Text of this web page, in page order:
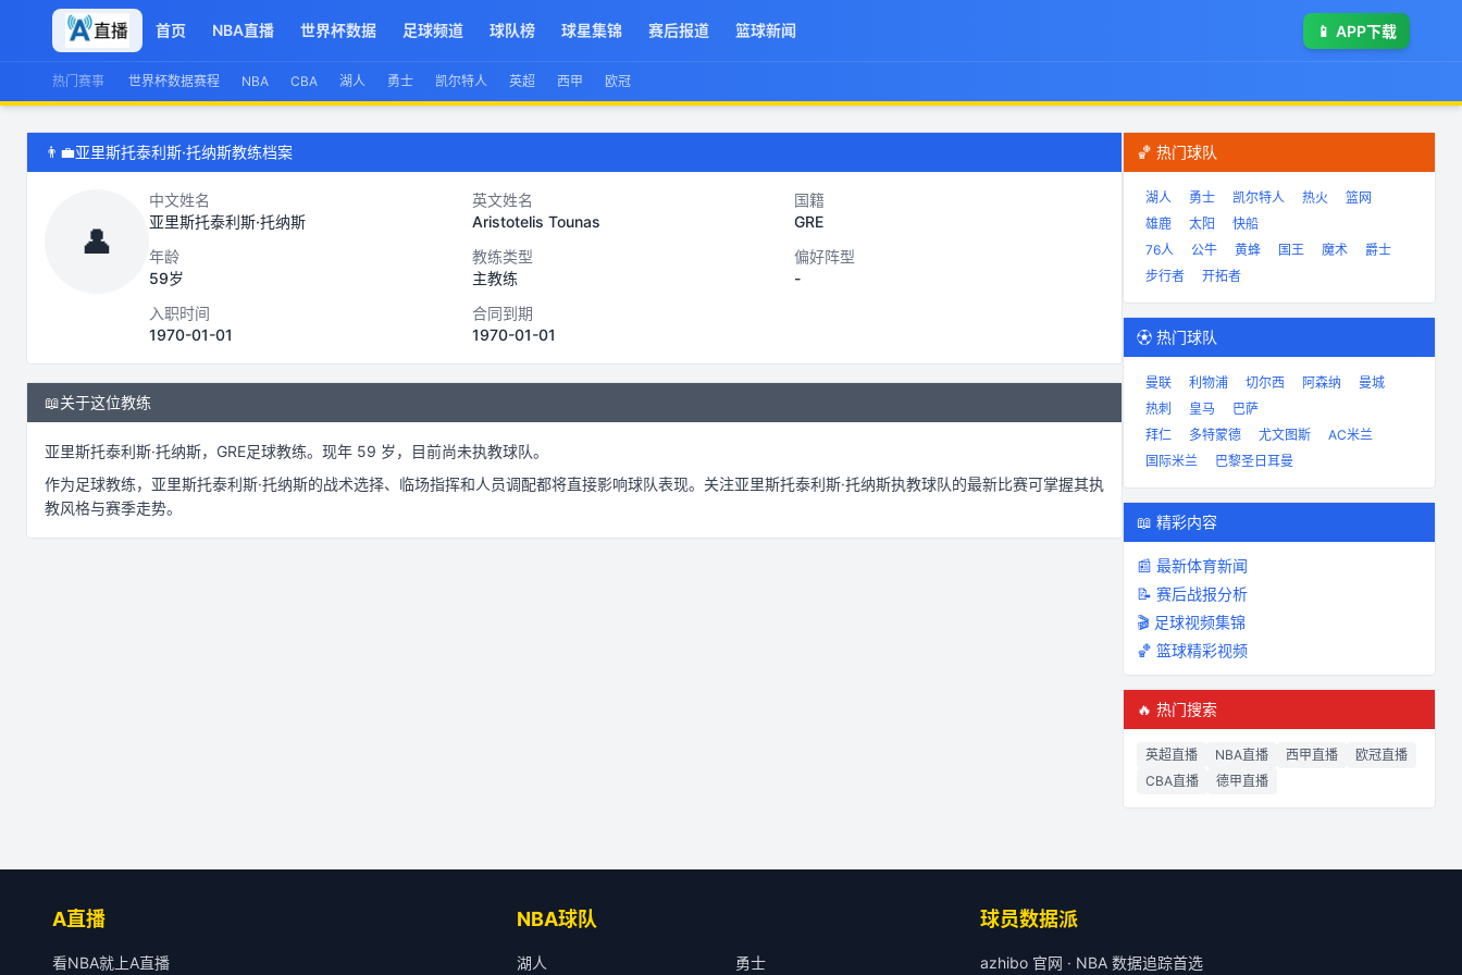
首页 NBA直播 世界杯数据 足球频道 球队榜 球星集锦 赛后报道 篮球新闻 📱 APP下载
热门赛事 世界杯数据赛程 NBA CBA 湖人 勇士 凯尔特人 英超 西甲 欧冠
👨‍💼亚里斯托泰利斯·托纳斯教练档案
👤
中文姓名
亚里斯托泰利斯·托纳斯
英文姓名
Aristotelis Tounas
国籍
GRE
年龄
59岁
教练类型
主教练
偏好阵型
-
入职时间
1970-01-01
合同到期
1970-01-01
📖关于这位教练
亚里斯托泰利斯·托纳斯， GRE足球教练。 现年 59 岁，
目前尚未执教球队。
作为足球教练， 亚里斯托泰利斯·托纳斯的战术选择、临场指挥和人员调配都将直接影响球队表现。关注亚里斯托泰利斯·托纳斯执教球队的最新比赛可掌握其执
教风格与赛季走势。
🏀 热门球队
湖人 勇士 凯尔特人 热火
篮网
雄鹿
太阳
快船
76人
公牛 黄蜂 国王 魔术
爵士
步行者
开拓者
⚽ 热门球队
曼联 利物浦 切尔西 阿森纳
曼城
热刺
皇马
巴萨
拜仁
多特蒙德 尤文图斯
AC米兰
国际米兰
巴黎圣日耳曼
📖 精彩内容
📰 最新体育新闻
📝 赛后战报分析
🎬 足球视频集锦
🏀 篮球精彩视频
🔥 热门搜索
英超直播 NBA直播 西甲直播
欧冠直播
CBA直播
德甲直播
A直播
看NBA就上A直播
NBA球队
湖人 勇士
球员数据派
azhibo 官网 · NBA 数据追踪首选